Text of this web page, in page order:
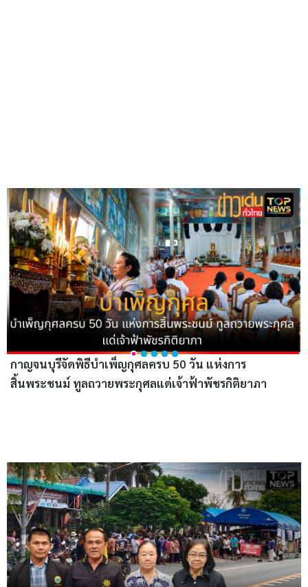
กาญจนบุรีจัดพิธีบำเพ็ญกุศลครบ 50 วัน แห่งการ
สิ้นพระชนม์ ทูลถวายพระกุศลแด่เจ้าฟ้าพัชรกิติยาภา
1 2 3 4 5